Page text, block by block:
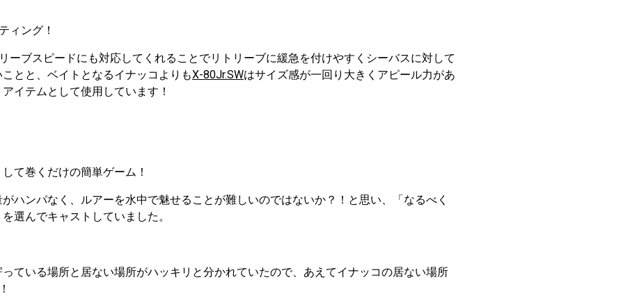
ィング！
ーブスピードにも対応してくれることでリトリーブに緩急を付けやすくシーバスに対して
とと、ベイトとなるイナッコよりもX-80Jr.SWはサイズ感が一回り大きくアピール力があ
イテムとして使用しています！
て巻くだけの簡単ゲーム！
ハンパなく、ルアーを水中で魅せることが難しいのではないか？！と思い、「なるべく
選んでキャストしていました。
ている場所と居ない場所がハッキリと分かれていたので、あえてイナッコの居ない場所